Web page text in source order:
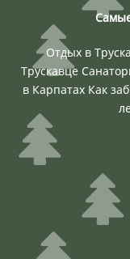
Отдых в
Трускавце
в Карпатах Как